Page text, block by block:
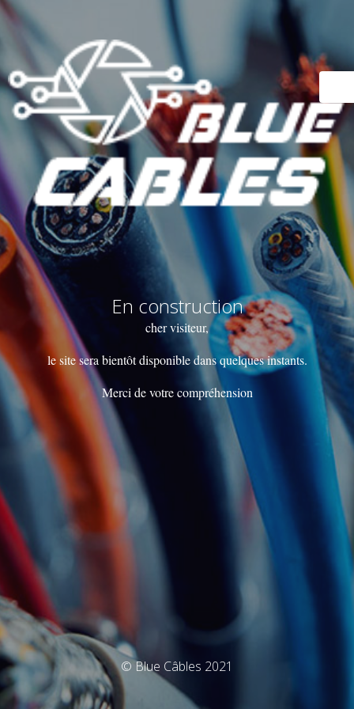
En construction
cher visiteur,
le site sera bientôt disponible dans quelques instants.
Merci de votre compréhension
© Blue Câbles 2021